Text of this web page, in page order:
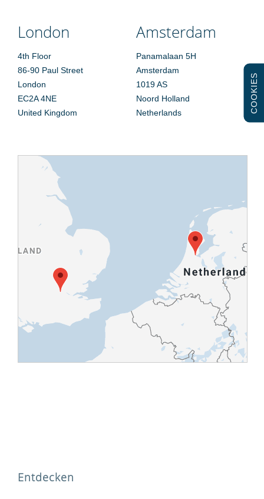
London
4th Floor
86-90 Paul Street
London
EC2A 4NE
United Kingdom
Amsterdam
Panamalaan 5H
Amsterdam
1019 AS
Noord Holland
Netherlands
Entdecken
COOKIES